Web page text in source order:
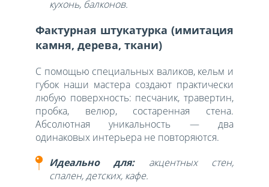
кухонь, балконов.
Фактурная штукатурка (имитация
камня, дерева, ткани)
С помощью специальных валиков, кельм и
губок наши мастера создают практически
любую поверхность: песчаник, травертин,
пробка, велюр, состаренная стена.
Абсолютная уникальность — два
одинаковых интерьера не повторяются.
Идеально для:акцентных стен,
спален, детских, кафе.